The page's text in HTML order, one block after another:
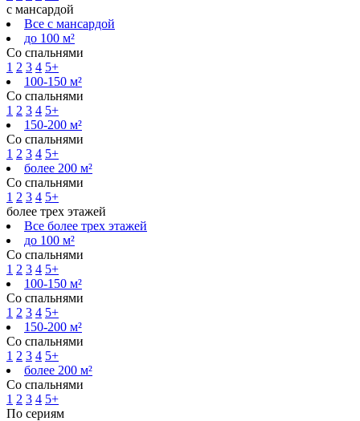
с мансардой
Все с мансардой
до 100 м²
Со спальнями
1 2 3 4 5+
100-150 м²
Со спальнями
1 2 3 4 5+
150-200 м²
Со спальнями
1 2 3 4 5+
более 200 м²
Со спальнями
1 2 3 4 5+
более трех этажей
Все более трех этажей
до 100 м²
Со спальнями
1 2 3 4 5+
100-150 м²
Со спальнями
1 2 3 4 5+
150-200 м²
Со спальнями
1 2 3 4 5+
более 200 м²
Со спальнями
1 2 3 4 5+
По сериям